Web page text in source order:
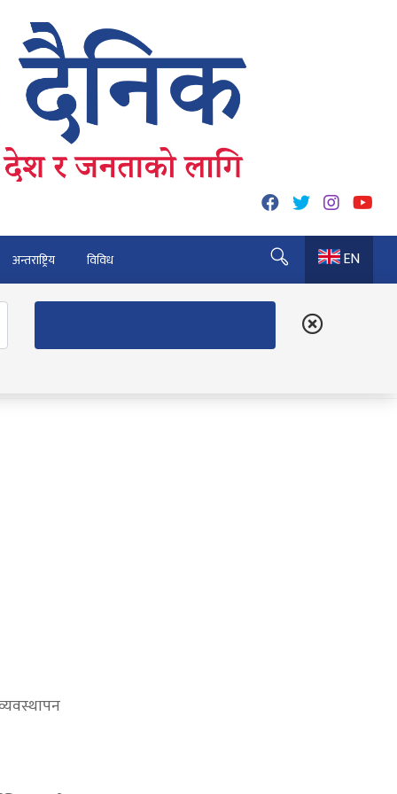
अन्तराष्ट्रिय विविध EN
कुर्नु पर्दैन : अध्यक्ष कार्की
पुग्यो
भैरहवाबाट काठमाडौं ल्याइए